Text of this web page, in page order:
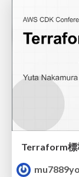
Terraform標